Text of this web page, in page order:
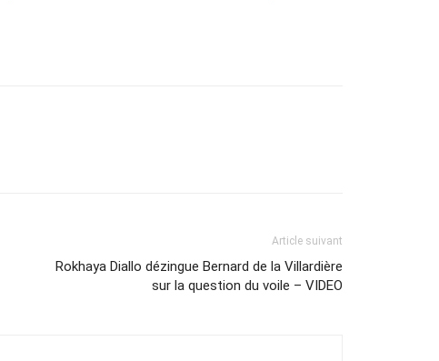
Article suivant
Rokhaya Diallo dézingue Bernard de la Villardière
sur la question du voile – VIDEO